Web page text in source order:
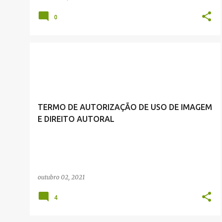
0
TERMO DE AUTORIZAÇÃO DE USO DE IMAGEM
E DIREITO AUTORAL
outubro 02, 2021
4